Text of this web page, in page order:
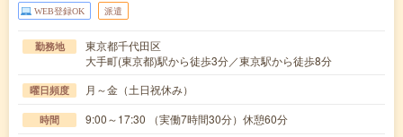
WEB登録OK 派遣
勤務地
東京都千代田区
大手町(東京都)駅から徒歩3分／東京駅から徒歩8分
曜日頻度 月～金（土日祝休み）
時間 9:00～17:30 （実働7時間30分）休憩60分